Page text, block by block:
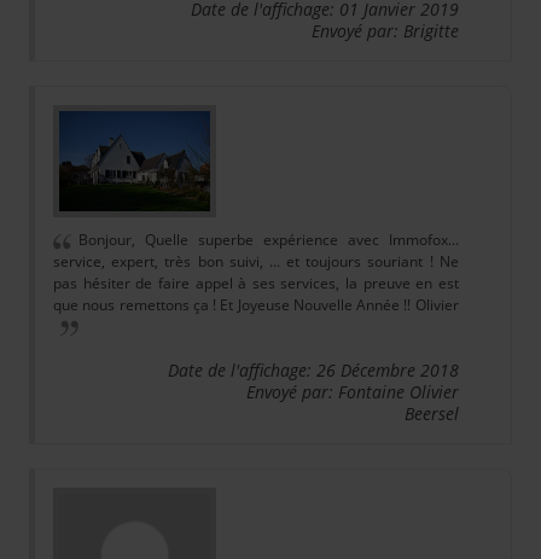
Date de l'affichage: 01 Janvier 2019
Envoyé par: Brigitte
Bonjour, Quelle superbe expérience avec Immofox...
service, expert, très bon suivi, ... et toujours souriant ! Ne
pas hésiter de faire appel à ses services, la preuve en est
que nous remettons ça ! Et Joyeuse Nouvelle Année !! Olivier
Date de l'affichage: 26 Décembre 2018
Envoyé par: Fontaine Olivier
Beersel